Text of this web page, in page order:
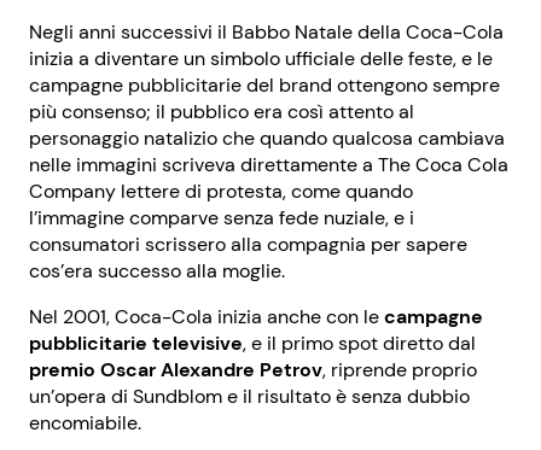
Negli anni successivi il Babbo Natale della Coca-Cola
inizia a diventare un simbolo ufficiale delle feste, e le
campagne pubblicitarie del brand ottengono sempre
più consenso; il pubblico era così attento al
personaggio natalizio che quando qualcosa cambiava
nelle immagini scriveva direttamente a The Coca Cola
Company lettere di protesta, come quando
l’immagine comparve senza fede nuziale, e i
consumatori scrissero alla compagnia per sapere
cos’era successo alla moglie.
Nel 2001, Coca-Cola inizia anche con lecampagne
pubblicitarie televisive, e il primo spot diretto dal
premio Oscar Alexandre Petrov, riprende proprio
un’opera di Sundblom e il risultato è senza dubbio
encomiabile.